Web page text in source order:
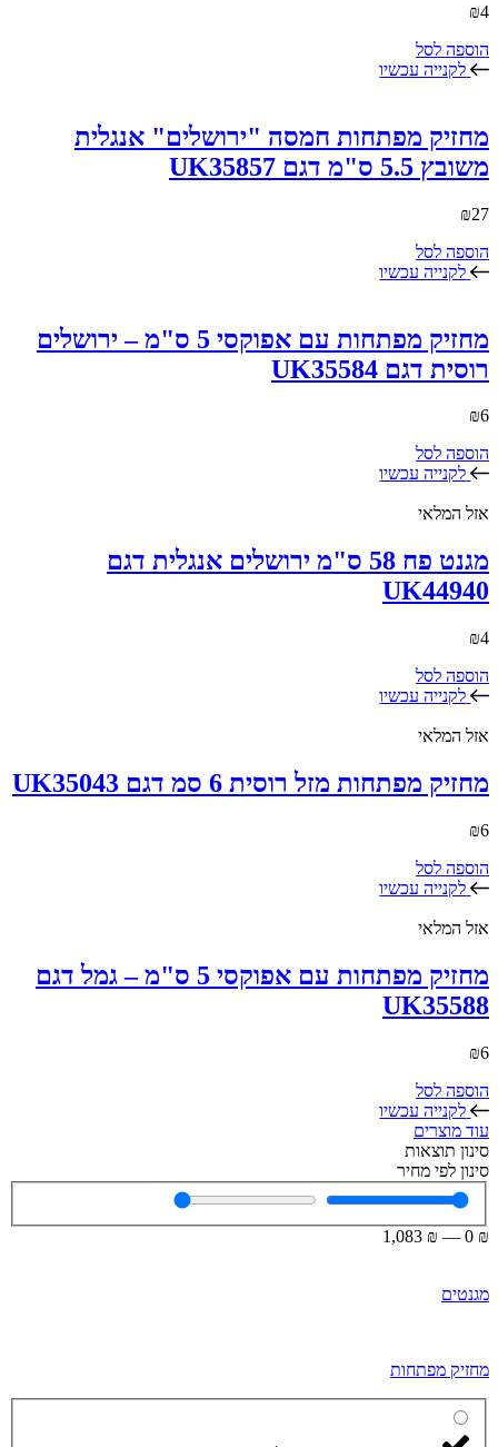
₪4
הוספה לסל
לקנייה עכשיו
מחזיק מפתחות חמסה "ירושלים" אנגלית
משובץ 5.5 ס"מ דגם UK35857
₪27
הוספה לסל
לקנייה עכשיו
מחזיק מפתחות עם אפוקסי 5 ס"מ – ירושלים
רוסית דגם UK35584
₪6
הוספה לסל
לקנייה עכשיו
אזל המלאי
מגנט פח 58 ס"מ ירושלים אנגלית דגם
UK44940
₪4
הוספה לסל
לקנייה עכשיו
אזל המלאי
מחזיק מפתחות מזל רוסית 6 סמ דגם UK35043
₪6
הוספה לסל
לקנייה עכשיו
אזל המלאי
מחזיק מפתחות עם אפוקסי 5 ס"מ – גמל דגם
UK35588
₪6
הוספה לסל
לקנייה עכשיו
עוד מוצרים
סינון תוצאות
סינון לפי מחיר
₪
0
—
₪
1,083
מגנטים
מחזיק מפתחות